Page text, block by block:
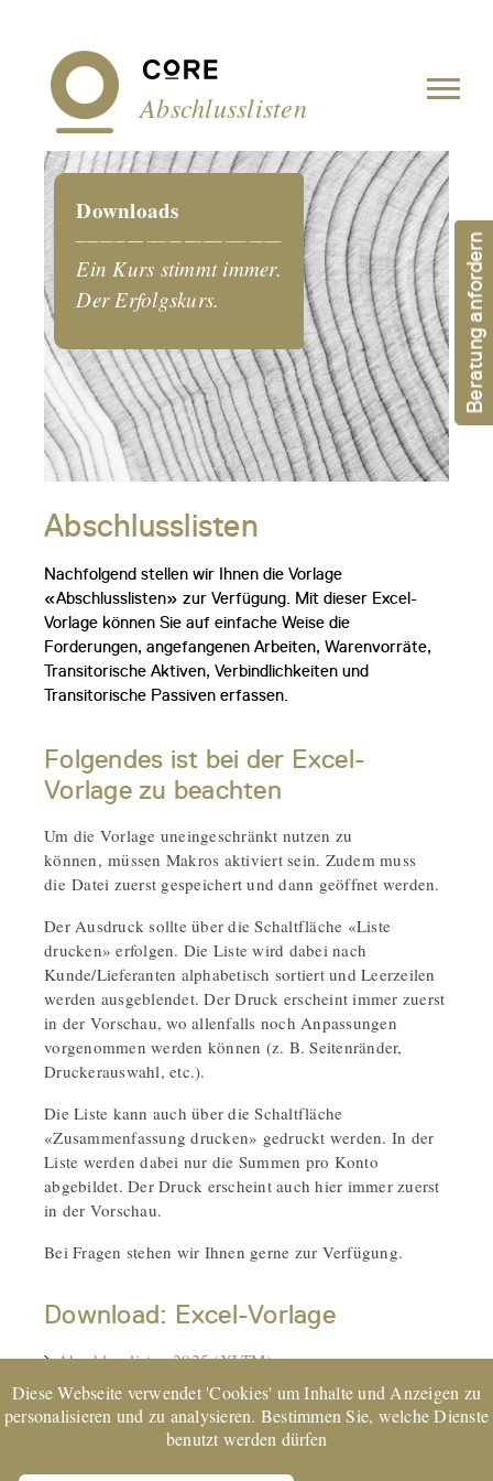
Abschlusslisten
Downloads
Ein Kurs stimmt immer.
Der Erfolgskurs.
Abschlusslisten
Nachfolgend stellen wir Ihnen die Vorlage
«Abschlusslisten» zur Verfügung. Mit dieser Excel-
Vorlage können Sie auf einfache Weise die
Forderungen, angefangenen Arbeiten, Warenvorräte,
Transitorische Aktiven, Verbindlichkeiten und
Transitorische Passiven erfassen.
Folgendes ist bei der Excel-
Vorlage zu beachten
Um die Vorlage uneingeschränkt nutzen zu
können, müssen Makros aktiviert sein. Zudem muss
die Datei zuerst gespeichert und dann geöffnet werden.
Der Ausdruck sollte über die Schaltfläche «Liste
drucken» erfolgen. Die Liste wird dabei nach
Kunde/Lieferanten alphabetisch sortiert und Leerzeilen
werden ausgeblendet. Der Druck erscheint immer zuerst
in der Vorschau, wo allenfalls noch Anpassungen
vorgenommen werden können (z. B. Seitenränder,
Druckerauswahl, etc.).
Die Liste kann auch über die Schaltfläche
«Zusammenfassung drucken» gedruckt werden. In der
Liste werden dabei nur die Summen pro Konto
abgebildet. Der Druck erscheint auch hier immer zuerst
in der Vorschau.
Bei Fragen stehen wir Ihnen gerne zur Verfügung.
Download: Excel-Vorlage
Abschlusslisten 2025 (XLTM)
Beratung anfordern
zertifiziertes Unternehmen und Mitglied von
TREUHAND | SUISSE | © 2022 CORE Partner AG
Diese Webseite verwendet 'Cookies' um Inhalte und Anzeigen zu
personalisieren und zu analysieren. Bestimmen Sie, welche Dienste
benutzt werden dürfen